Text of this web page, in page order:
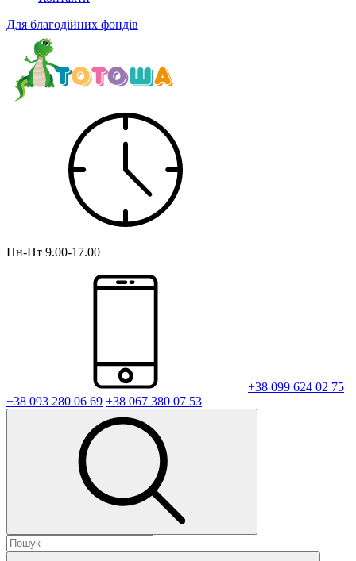
Для благодійних фондів
Пн-Пт 9.00-17.00
+38 099 624 02 75
+38 093 280 06 69 +38 067 380 07 53